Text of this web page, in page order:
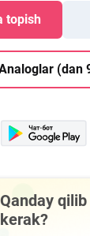
topish
(dan
Qanday
kerak?